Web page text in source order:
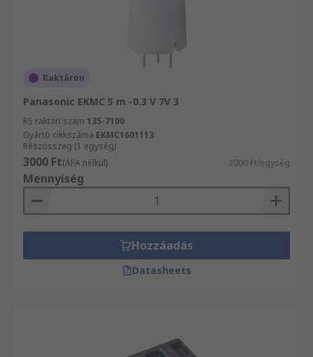
Raktáron
Panasonic EKMC 5 m -0.3 V 7V 3
RS raktári szám 135-7100
Gyártó cikkszáma EKMC1601113
Részösszeg (1 egység)
3000 Ft(ÁFA nélkül) 3000 Ft/egység
Mennyiség
Hozzáadás
Datasheets